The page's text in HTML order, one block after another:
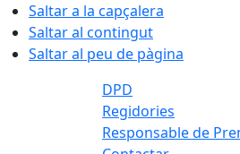
Saltar a la capçalera
Saltar al contingut
Saltar al peu de pàgina
DPD
Regidories
Responsable de